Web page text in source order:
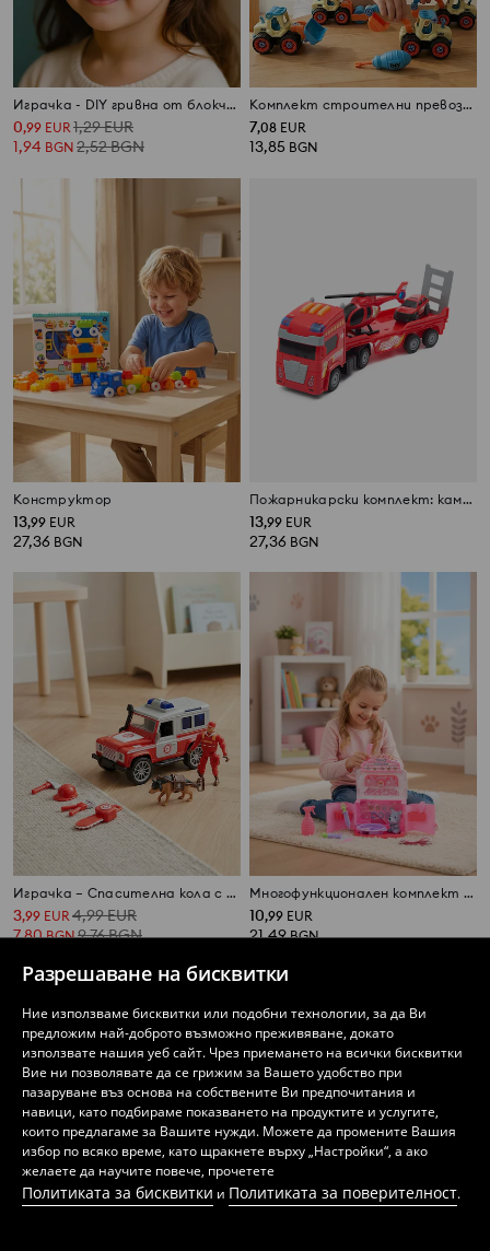
Разрешаване на бисквитки
Ние използваме бисквитки или подобни технологии, за да Ви
предложим най-доброто възможно преживяване, докато
използвате нашия уеб сайт. Чрез приемането на всички бисквитки
Вие ни позволявате да се грижим за Вашето удобство при
пазаруване въз основа на собствените Ви предпочитания и
навици, като подбираме показването на продуктите и услугите,
които предлагаме за Вашите нужди. Можете да промените Вашия
избор по всяко време, като щракнете върху „Настройки“, а ако
желаете да научите повече, прочетете
Политиката за бисквитки и Политиката за поверителност.
Играчка - DIY гривна от блокчета
0,99 EUR1,29EUR
1,94 BGN 2,52BGN
Комплект строителни превозни средства за сглобяване
7,08 EUR
13,85 BGN
Конструктор
13,99 EUR
27,36 BGN
Пожарникарски комплект: камион с хеликоптер и кола
13,99 EUR
27,36 BGN
Играчка – Спасителна кола с аксесоари
3,99 EUR 4,99EUR
7,80 BGN9,76BGN
Многофункционален комплект 3 в 1
10,99 EUR
21,49 BGN